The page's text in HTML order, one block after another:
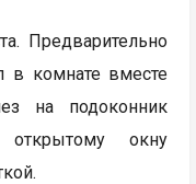
Предварительно
в комнате вместе
на подоконник
окну